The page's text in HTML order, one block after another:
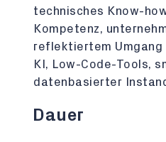
technisches Know-
Kompetenz,
reflektiertem Umgang
KI, Low-Code-Tools,
datenbasierter
Dauer